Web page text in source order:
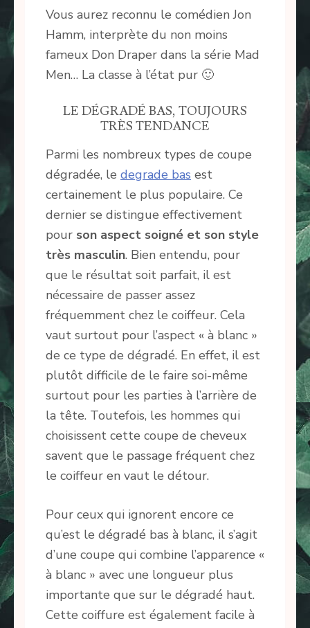
Vous aurez reconnu le comédien Jon
Hamm, interprète du non moins
fameux Don Draper dans la série Mad
Men… La classe à l’état pur 🙂
LE DÉGRADÉ BAS, TOUJOURS
TRÈS TENDANCE
Parmi les nombreux types de coupe
dégradée, le degrade bas est
certainement le plus populaire. Ce
dernier se distingue effectivement
pour son aspect soigné et son style
très masculin. Bien entendu, pour
que le résultat soit parfait, il est
nécessaire de passer assez
fréquemment chez le coiffeur. Cela
vaut surtout pour l’aspect « à blanc »
de ce type de dégradé. En effet, il est
plutôt difficile de le faire soi-même
surtout pour les parties à l’arrière de
la tête. Toutefois, les hommes qui
choisissent cette coupe de cheveux
savent que le passage fréquent chez
le coiffeur en vaut le détour.
Pour ceux qui ignorent encore ce
qu’est le dégradé bas à blanc, il s’agit
d’une coupe qui combine l’apparence «
à blanc » avec une longueur plus
importante que sur le dégradé haut.
Cette coiffure est également facile à